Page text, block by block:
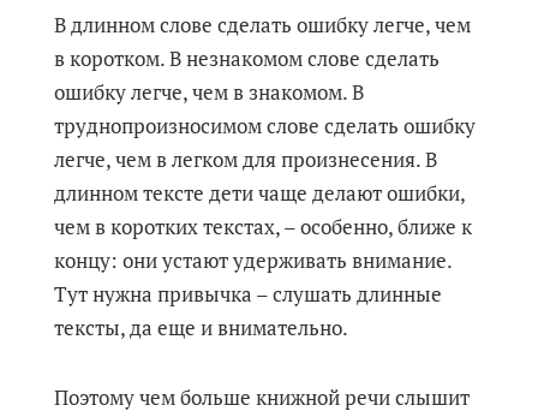
В длинном слове сделать ошибку легче, чем
в коротком. В незнакомом слове сделать
ошибку легче, чем в знакомом. В
труднопроизносимом слове сделать ошибку
легче, чем в легком для произнесения. В
длинном тексте дети чаще делают ошибки,
чем в коротких текстах, – особенно, ближе к
концу: они устают удерживать внимание.
Тут нужна привычка – слушать длинные
тексты, да еще и внимательно.
Поэтому чем больше книжной речи слышит